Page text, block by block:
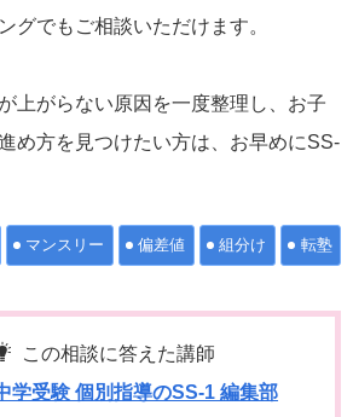
グでもご相談いただけます。
上がらない原因を一度整理し、お子
め方を見つけたい方は、お早めにSS-
マンスリー 偏差値 組分け 転塾
この相談に答えた講師
学受験 個別指導のSS-1 編集部